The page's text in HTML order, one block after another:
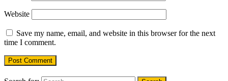
Website
Save my name, email, and website in this browser for the next
time I comment.